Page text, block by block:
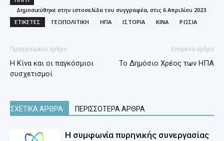
Δημοσιεύθηκε στην ιστοσελίδα του συγγραφέα, στις 6 Απριλίου 2023
ΕΤΙΚΕΤΕΣ
ΓΕΩΠΟΛΙΤΙΚΗ ΗΠΑ ΙΣΤΟΡΙΑ ΚΙΝΑ ΡΩΣΙΑ
Προηγούμενο άρθρο
Η Κίνα και οι παγκόσμιοι
συσχετισμοί
Επόμενο άρθρο
Το Δημόσιο Χρέος των ΗΠΑ
ΣΧΕΤΙΚΑ ΑΡΘΡΑ ΠΕΡΙΣΣΟΤΕΡΑ ΑΡΘΡΑ
Η συμφωνία πυρηνικής συνεργασίας